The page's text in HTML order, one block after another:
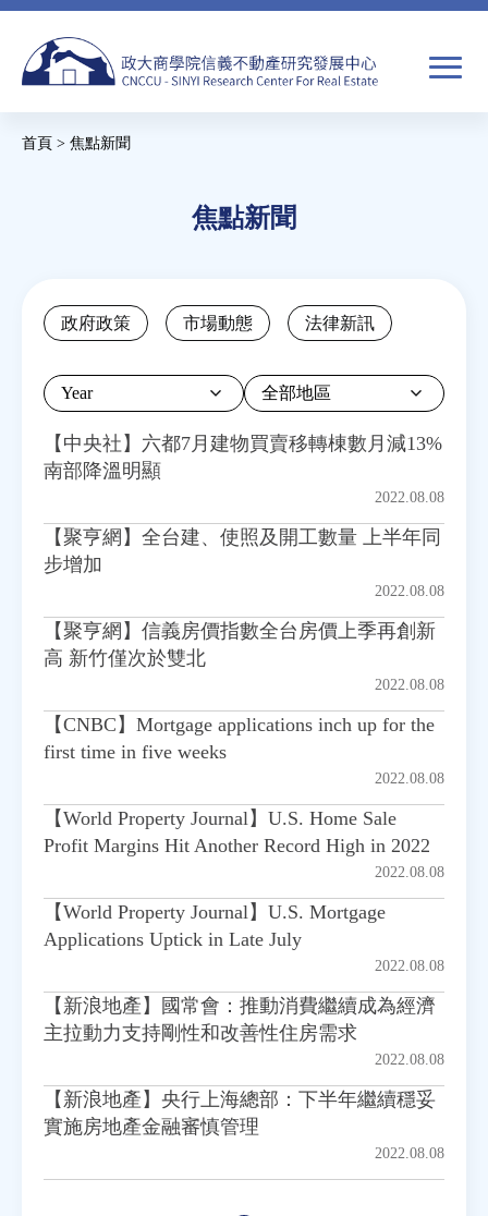
Jump
navigation
搜
焦點新聞
房地產年鑑
相關連結
訂閱電子報
首頁 > 焦點新聞
焦點新聞
Back
to
政府政策 市場動態 法律新訊
【中央社】六都7月建物買賣移轉棟數月減13%
南部降溫明顯
2022.08.08
【聚亨網】全台建、使照及開工數量 上半年同
步增加
2022.08.08
【聚亨網】信義房價指數全台房價上季再創新
高 新竹僅次於雙北
2022.08.08
【CNBC】Mortgage applications inch up for the
first time in five weeks
2022.08.08
【World Property Journal】U.S. Home Sale
Profit Margins Hit Another Record High in 2022
2022.08.08
【World Property Journal】U.S. Mortgage
Applications Uptick in Late July
2022.08.08
【新浪地產】國常會：推動消費繼續成為經濟
主拉動力支持剛性和改善性住房需求
2022.08.08
【新浪地產】央行上海總部：下半年繼續穩妥
實施房地產金融審慎管理
2022.08.08